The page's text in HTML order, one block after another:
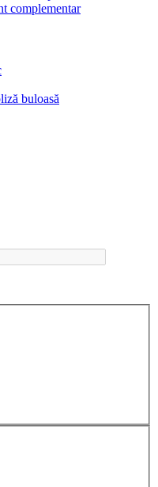
complementar
buloasă